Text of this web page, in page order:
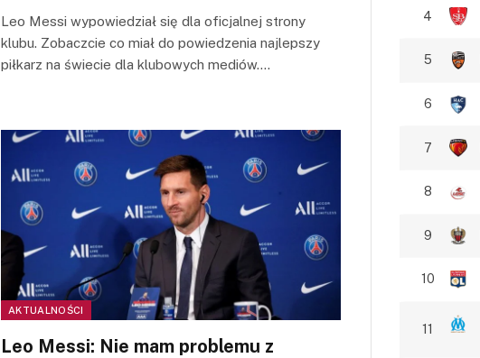
Leo Messi wypowiedział się dla oficjalnej strony
klubu. Zobaczcie co miał do powiedzenia najlepszy
piłkarz na świecie dla klubowych mediów.…
AKTUALNOŚCI
Leo Messi: Nie mam problemu z
4
5
6
7
8
9
10
11